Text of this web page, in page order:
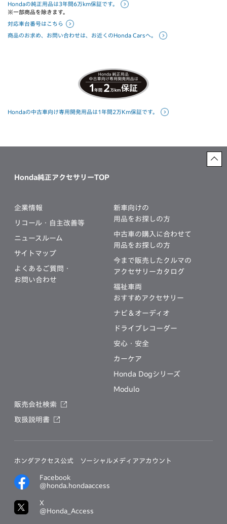
Hondaの純正用品は3年間6万km保証です。
※一部商品を除きます。
対応車台番号はこちら
商品のお求め、お問い合わせは、お近くのHonda Carsへ。
Hondaの中古車向け専用開発用品は1年間2万Km保証です。
Honda純正アクセサリーTOP
企業情報
リコール・自主改善等
ニュースルーム
サイトマップ
よくあるご質問・
お問い合わせ
新車向けの
用品をお探しの方
中古車の購入に合わせて
用品をお探しの方
今まで販売したクルマの
アクセサリーカタログ
福祉車両
おすすめアクセサリー
ナビ＆オーディオ
ドライブレコーダー
安心・安全
カーケア
Honda Dogシリーズ
Modulo
販売会社検索
取扱説明書
ホンダアクセス公式 ソーシャルメディアアカウント
Facebook
@honda.hondaaccess
X
@Honda_Access